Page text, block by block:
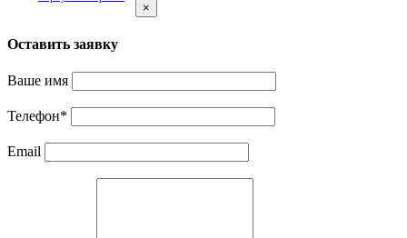
×
Оставить заявку
Ваше имя
Телефон*
Email